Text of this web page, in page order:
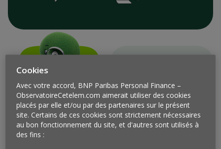
reading time
Cookies
Avec votre accord, BNP Paribas Personal Finance –
ObservatoireCetelem.com aimerait utiliser des cookies
placés par elle et/ou par des partenaires sur le présent
site. Certains de ces cookies sont strictement nécessaires
au bon fonctionnement du site, et d'autres sont utilisés à
des fins :